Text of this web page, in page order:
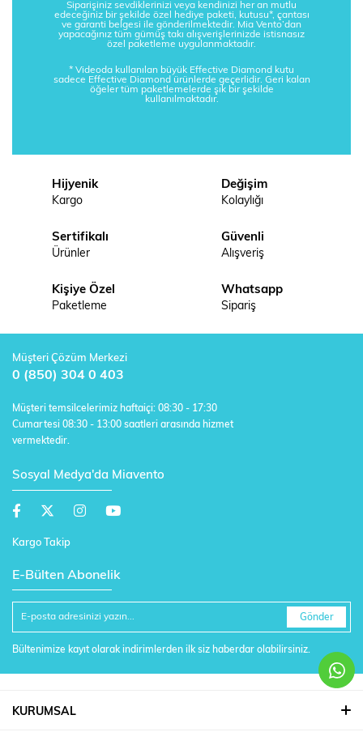
Siparişiniz sevdiklerinizi veya kendinizi her an mutlu
edeceğiniz bir şekilde özel hediye paketi, kutusu*, çantası
ve garanti belgesi ile gönderilmektedir. Mia Vento’dan
yapacağınız tüm gümüş takı alışverişlerinizde istisnasız
özel paketleme uygulanmaktadır.
* Videoda kullanılan büyük Effective Diamond kutu
sadece Effective Diamond ürünlerde geçerlidir. Geri kalan
öğeler tüm paketlemelerde şık bir şekilde
kullanılmaktadır.
Hijyenik
Kargo
Değişim
Kolaylığı
Sertifikalı
Ürünler
Güvenli
Alışveriş
Kişiye Özel
Paketleme
Whatsapp
Sipariş
Müşteri Çözüm Merkezi
0 (850) 304 0 403
Müşteri temsilcelerimiz haftaiçi: 08:30 - 17:30
Cumartesi 08:30 - 13:00 saatleri arasında hizmet
vermektedir.
Sosyal Medya'da Miavento
Kargo Takip
E-Bülten Abonelik
Gönder
Bültenimize kayıt olarak indirimlerden ilk siz haberdar olabilirsiniz.
KURUMSAL